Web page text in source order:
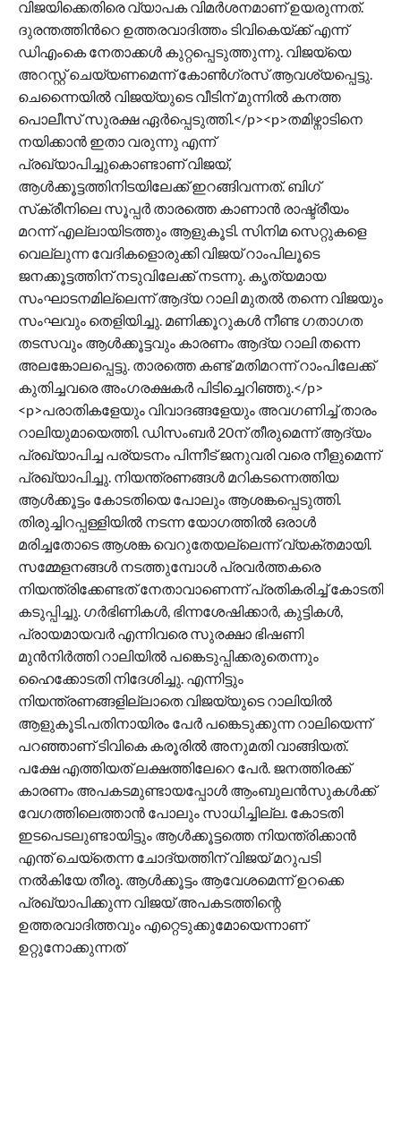
വിജയിക്കെതിരെ വ്യാപക വിമർശനമാണ് ഉയരുന്നത്.
ദുരന്തത്തിന്‍റെ ഉത്തരവാദിത്തം ടിവികെയ്ക്ക് എന്ന്
ഡിഎംകെ നേതാക്കൾ കുറ്റപ്പെടുത്തുന്നു. വിജയ്‌യെ
അറസ്റ്റ് ചെയ്യണമെന്ന് കോൺഗ്രസ് ആവശ്യപ്പെട്ടു.
ചെന്നൈയിൽ വിജയ്‌യുടെ വീടിന് മുന്നിൽ കനത്ത
പൊലീസ് സുരക്ഷ ഏർപ്പെടുത്തി.</p><p>തമിഴ്നാടിനെ
നയിക്കാൻ ഇതാ വരുന്നു എന്ന്
പ്രഖ്യാപിച്ചുകൊണ്ടാണ് വിജയ്,
ആൾക്കൂട്ടത്തിനിടയിലേക്ക് ഇറങ്ങിവന്നത്. ബിഗ്
സ്‌ക്രീനിലെ സൂപ്പർ താരത്തെ കാണാൻ രാഷ്ട്രീയം
മറന്ന് എല്ലായിടത്തും ആളുകൂടി. സിനിമ സെറ്റുകളെ
വെല്ലുന്ന വേദികളൊരുക്കി വിജയ് റാംപിലൂടെ
ജനക്കൂട്ടത്തിന് നടുവിലേക്ക് നടന്നു. കൃത്യമായ
സംഘാടനമില്ലെന്ന് ആദ്യ റാലി മുതൽ തന്നെ വിജയും
സംഘവും തെളിയിച്ചു. മണിക്കൂറുകൾ നീണ്ട ഗതാഗത
തടസവും ആൾക്കൂട്ടവും കാരണം ആദ്യ റാലി തന്നെ
അലങ്കോലപ്പെട്ടു. താരത്തെ കണ്ട് മതിമറന്ന് റാംപിലേക്ക്
കുതിച്ചവരെ അംഗരക്ഷകർ പിടിച്ചെറി‌ഞ്ഞു.</p>
<p>പരാതികളേയും വിവാദങ്ങളേയും അവഗണിച്ച് താരം
റാലിയുമായെത്തി. ഡിസംബർ 20ന് തീരുമെന്ന് ആദ്യം
പ്രഖ്യാപിച്ച പര്യടനം പിന്നീട് ജനുവരി വരെ നീളുമെന്ന്
പ്രഖ്യാപിച്ചു. നിയന്ത്രണങ്ങൾ മറികടന്നെത്തിയ
ആൾക്കൂട്ടം കോടതിയെ പോലും ആശങ്കപ്പെടുത്തി.
തിരുച്ചിറപ്പള്ളിയിൽ നടന്ന യോഗത്തിൽ ഒരാൾ
മരിച്ചതോടെ ആശങ്ക വെറുതേയല്ലെന്ന് വ്യക്തമായി.
സമ്മേളനങ്ങള്‍ നടത്തുമ്പോള്‍ പ്രവര്‍ത്തകരെ
നിയന്ത്രിക്കേണ്ടത് നേതാവാണെന്ന് പ്രതികരിച്ച് കോടതി
കടുപ്പിച്ചു. ഗർഭിണികൾ, ഭിന്നശേഷിക്കാർ, കുട്ടികൾ,
പ്രായമായവർ എന്നിവരെ സുരക്ഷാ ഭിഷണി
മുൻനിർത്തി റാലിയിൽ പങ്കെടുപ്പിക്കരുതെന്നും
ഹൈക്കോടതി നി‍ദേശിച്ചു. എന്നിട്ടും
നിയന്ത്രണങ്ങളില്ലാതെ വിജയ്‌യുടെ റാലിയിൽ
ആളുകൂടി.പതിനായിരം പേർ പങ്കെടുക്കുന്ന റാലിയെന്ന്
പറ‌ഞ്ഞാണ് ടിവികെ കരൂരിൽ അനുമതി വാങ്ങിയത്.
പക്ഷേ എത്തിയത് ലക്ഷത്തിലേറെ പേർ. ജനത്തിരക്ക്
കാരണം അപകടമുണ്ടായപ്പോൾ ആംബുലൻസുകൾക്ക്
വേഗത്തിലെത്താൻ പോലും സാധിച്ചില്ല. കോടതി
ഇടപെടലുണ്ടായിട്ടും ആൾക്കൂട്ടത്തെ നിയന്ത്രിക്കാൻ
എന്ത് ചെയ്തെന്ന ചോദ്യത്തിന് വിജയ് മറുപടി
നൽകിയേ തീരൂ. ആൾക്കൂട്ടം ആവേശമെന്ന് ഉറക്കെ
പ്രഖ്യാപിക്കുന്ന വിജയ് അപകടത്തിന്റെ
ഉത്തരവാദിത്തവും എറ്റെടുക്കുമോയെന്നാണ്
ഉറ്റുനോക്കുന്നത്